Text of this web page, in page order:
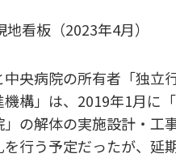
地看板（2023年4月）
央病院の所有者「独立
構」は、2019年1月に
の解体の実施設計・工
行う予定だったが、延